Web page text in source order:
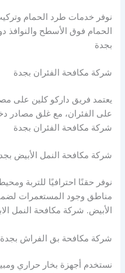
نوفر خدمات طرد الحمام
الحمام فوق الأسطح والنوافذ
بجدة
شركة مكافحة الفئران بجدة
يعتمد فريق داركو كلين على
على الفئران، مع غلق مصادر
شركة مكافحة الفئران بجدة
شركة مكافحة النمل الأبيض
نوفر حقنًا احترافيًا للتربة
مناطق وجود المستعمرات
الأبيض. شركة مكافحة النمل
شركة مكافحة بق الفراش بجدة
نستخدم أجهزة بخار حراري